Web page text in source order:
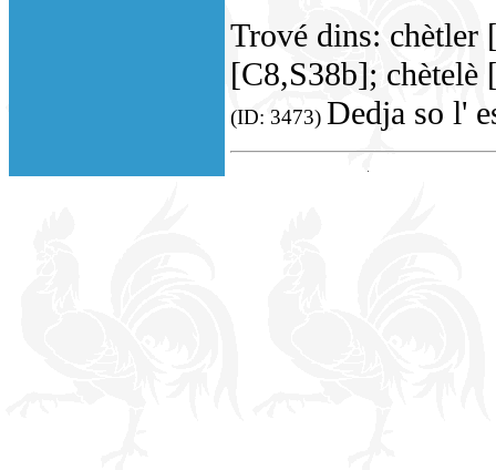
Trové dins: chètler
[C8,S38b]; chètelè
(ID: 3473) Dedja so l'